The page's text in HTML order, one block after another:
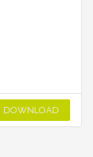
DOWNLOAD